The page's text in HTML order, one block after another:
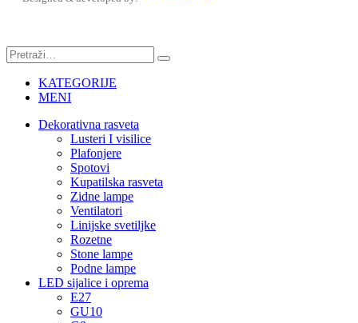
KATEGORIJE
MENI
Dekorativna rasveta
Lusteri I visilice
Plafonjere
Spotovi
Kupatilska rasveta
Zidne lampe
Ventilatori
Linijske svetiljke
Rozetne
Stone lampe
Podne lampe
LED sijalice i oprema
E27
GU10